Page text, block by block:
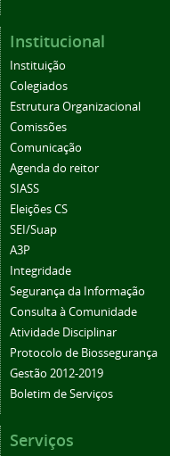
Instituição
Colegiados
Estrutura Organizacional
Comissões
Comunicação
Agenda do reitor
SIASS
Eleições CS
SEI/Suap
A3P
Integridade
Segurança da Informação
Consulta à Comunidade
Atividade Disciplinar
Protocolo de Biossegurança
Gestão 2012-2019
Boletim de Serviços
SUAP